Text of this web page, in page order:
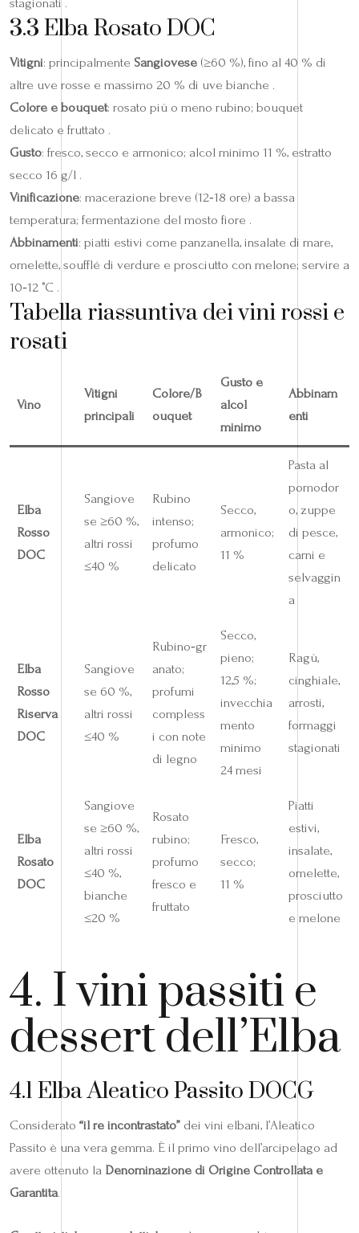
stagionati .
3.3 Elba Rosato DOC
Vitigni: principalmente Sangiovese (≥60 %), fino al 40 % di
altre uve rosse e massimo 20 % di uve bianche .
Colore e bouquet: rosato più o meno rubino; bouquet
delicato e fruttato .
Gusto: fresco, secco e armonico; alcol minimo 11 %, estratto
secco 16 g/l .
Vinificazione: macerazione breve (12‑18 ore) a bassa
temperatura; fermentazione del mosto fiore .
Abbinamenti: piatti estivi come panzanella, insalate di mare,
omelette, soufflé di verdure e prosciutto con melone; servire a
10‑12 °C .
Tabella riassuntiva dei vini rossi e
rosati
Vino
Vitigni
principali
Colore/B
ouquet
Gusto e
alcol
minimo
Abbinam
enti
Elba
Rosso
DOC
Sangiove
se ≥60 %,
altri rossi
≤40 %
Rubino
intenso;
profumo
delicato
Secco,
armonico;
11 %
Pasta al
pomodor
o, zuppe
di pesce,
carni e
selvaggin
a
Elba
Rosso
Riserva
DOC
Sangiove
se 60 %,
altri rossi
≤40 %
Rubino‑gr
anato;
profumi
compless
i con note
di legno
Secco,
pieno;
12,5 %;
invecchia
mento
minimo
24 mesi
Ragù,
cinghiale,
arrosti,
formaggi
stagionati
Elba
Rosato
DOC
Sangiove
se ≥60 %,
altri rossi
≤40 %,
bianche
≤20 %
Rosato
rubino;
profumo
fresco e
fruttato
Fresco,
secco;
11 %
Piatti
estivi,
insalate,
omelette,
prosciutto
e melone
4. I vini passiti e
dessert dell’Elba
4.1 Elba Aleatico Passito DOCG
Considerato “il re incontrastato” dei vini elbani, l’Aleatico
Passito è una vera gemma. È il primo vino dell’arcipelago ad
avere ottenuto la Denominazione di Origine Controllata e
Garantita.